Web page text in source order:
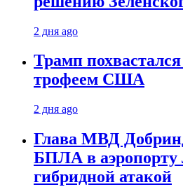
2 дня ago
Трамп
трофеем США
2 дня ago
Глава МВД
БПЛА в
гибридной атакой